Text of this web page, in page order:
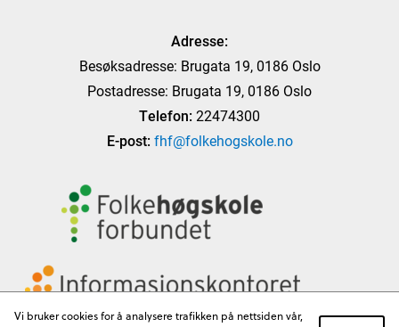
Adresse:
Besøksadresse: Brugata 19, 0186 Oslo
Postadresse: Brugata 19, 0186 Oslo
Telefon: 22474300
E-post: fhf@folkehogskole.no
Vi bruker cookies for å analysere trafikken på nettsiden vår,